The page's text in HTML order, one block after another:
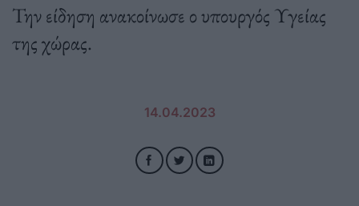
Την είδηση ανακοίνωσε ο υπουργός Υγείας
της χώρας.
14.04.2023